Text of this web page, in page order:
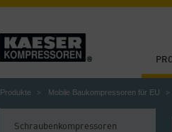
Produkte Mobile Baukompressoren für EU
Schraubenkompressoren